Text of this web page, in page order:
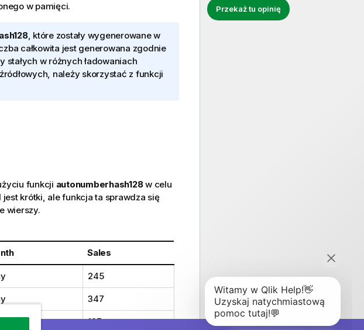
Przekaż tu opinię
w pamięci.
, które zostały wygenerowane w
całkowita jest generowana zgodnie
w różnych ładowaniach
należy skorzystać z funkcji
funkcji autonumberhash128w celu
krótki, ale funkcja ta sprawdza się
wierszy.
Sales
245
347
127